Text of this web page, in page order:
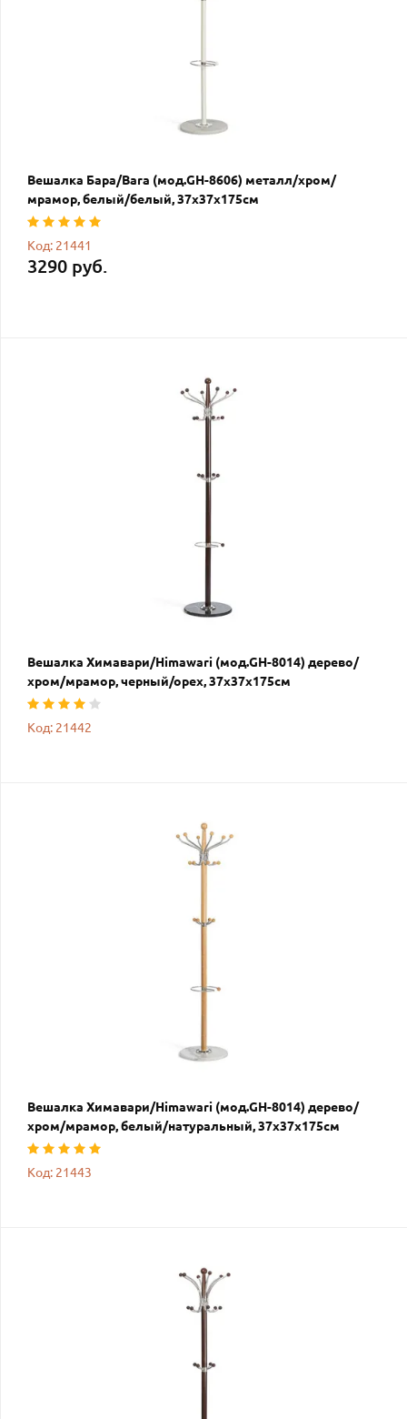
Вешалка Бара/Bara (мод.GH-8606) металл/хром/
мрамор, белый/белый, 37х37х175см
Код: 21441
3290 руб.
Вешалка Химавари/Himawari (мод.GH-8014) дерево/
хром/мрамор, черный/орех, 37х37х175см
Код: 21442
Вешалка Химавари/Himawari (мод.GH-8014) дерево/
хром/мрамор, белый/натуральный, 37х37х175см
Код: 21443